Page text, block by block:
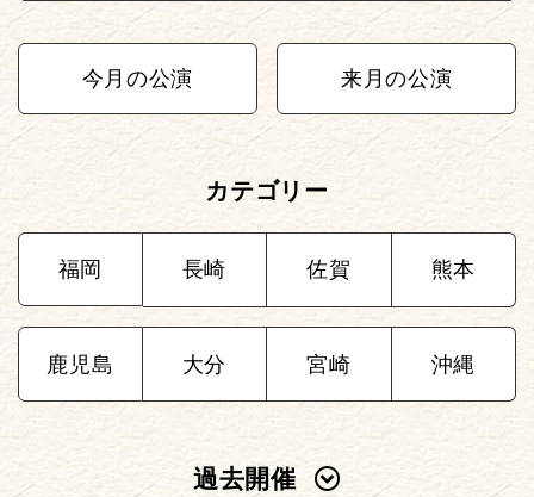
今月の公演 来月の公演
カテゴリー
福岡 長崎 佐賀 熊本
鹿児島 大分 宮崎 沖縄
過去開催